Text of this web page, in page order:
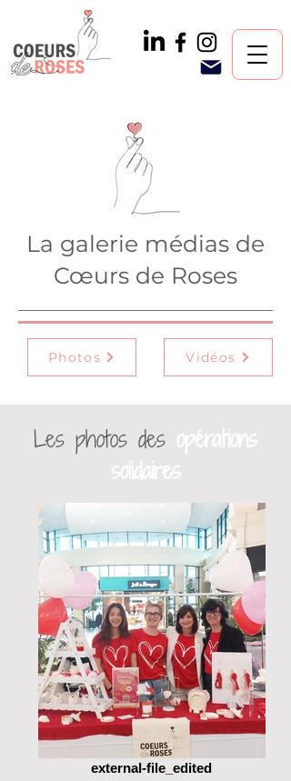
La galerie médias de
Cœurs de Roses
Photos Vidéos
Les photos des opérations
solidaires
external-file_edited